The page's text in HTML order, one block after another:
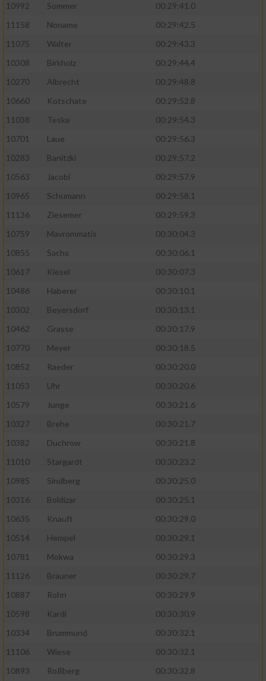
10992
Sommer
00:29:41.0
11158
Noname
00:29:42.5
11075
Walter
00:29:43.3
10308
Birkholz
00:29:44.4
10270
Albrecht
00:29:48.8
10660
Kotschate
00:29:52.8
11038
Teske
00:29:54.3
10701
Laue
00:29:56.3
10283
Banitzki
00:29:57.2
10563
Jacobi
00:29:57.9
10965
Schumann
00:29:58.1
11136
Ziesemer
00:29:59.3
10759
Mavrommatis
00:30:04.3
10855
Sachs
00:30:06.1
10617
Kiesel
00:30:07.3
10486
Haberer
00:30:10.1
10302
Beyersdorf
00:30:13.1
10462
Grasse
00:30:17.9
10770
Meyer
00:30:18.5
10852
Raeder
00:30:20.0
11053
Uhr
00:30:20.6
10579
Junge
00:30:21.6
10327
Brehe
00:30:21.7
10382
Duchrow
00:30:21.8
11010
Stargardt
00:30:23.2
10985
Sindberg
00:30:25.0
10316
Boldizar
00:30:25.1
10635
Knauft
00:30:29.0
10514
Hempel
00:30:29.1
10781
Mokwa
00:30:29.3
11126
Brauner
00:30:29.7
10887
Rohn
00:30:29.9
10598
Kardi
00:30:30.9
10334
Brummund
00:30:32.1
11106
Wiese
00:30:32.1
10893
Roßberg
00:30:32.8